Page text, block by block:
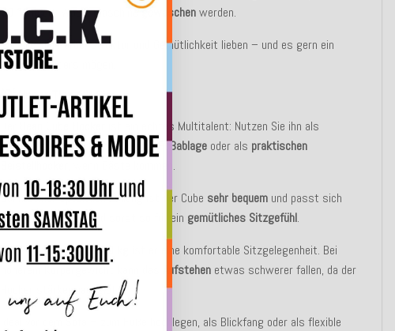
30 °Cin der Waschmaschinegewaschenwerden.
Für alle, die Farbe, Struktur und Gemütlichkeit lieben – und es gern ein
bisschen anders mögen.
💡Unser Tipp für Sie:
ist ein echtes Multitalent: Nutzen Sie ihn als
modernes
Deko-Objekt , bequeme Fußablage oder als praktischen
, wenn Gäste kommen.
Dank seiner speziellen Füllung ist der Cube sehr bequem und passt sich
derKörperform anund sorgt so für ein gemütliches Sitzgefühl.
Für Personenbis ca. 70 kg
ist er eine komfortable Sitzgelegenheit. Bei
höherem Körpergewicht kann das
Aufstehen etwas schwerer fallen, da der
Hocker stärker nachgibt.
Ideal vor dem Sofa – zum Füße hochlegen, als Blickfang oder als flexible